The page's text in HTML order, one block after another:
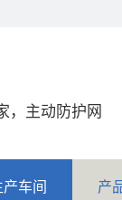
，主动防护网
产车间 产